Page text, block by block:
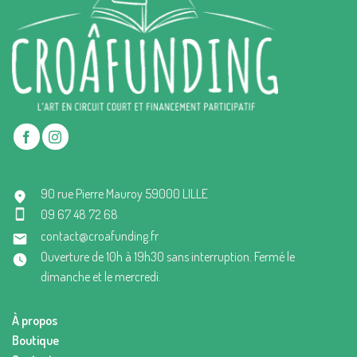
90 rue Pierre Mauroy 59000 LILLE
09 67 48 72 68
contact@croafunding.fr
Ouverture de 10h à 19h30 sans interruption. Fermé le
dimanche et le mercredi.
À propos
Boutique